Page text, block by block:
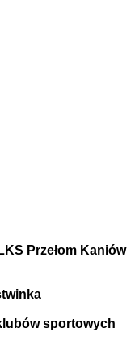
Przełom Kaniów
sportowych